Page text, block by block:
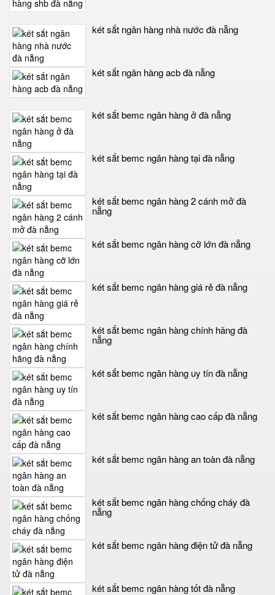
két sắt ngân hàng nhà nước đà nẵng
két sắt ngân hàng acb đà nẵng
két sắt bemc ngân hàng ở đà nẵng
két sắt bemc ngân hàng tại đà nẵng
két sắt bemc ngân hàng 2 cánh mở đà
nẵng
két sắt bemc ngân hàng cỡ lớn đà nẵng
két sắt bemc ngân hàng giá rẻ đà nẵng
két sắt bemc ngân hàng chính hãng đà
nẵng
két sắt bemc ngân hàng uy tín đà nẵng
két sắt bemc ngân hàng cao cấp đà nẵng
két sắt bemc ngân hàng an toàn đà nẵng
két sắt bemc ngân hàng chống cháy đà
nẵng
két sắt bemc ngân hàng điện tử đà nẵng
két sắt bemc ngân hàng tốt đà nẵng